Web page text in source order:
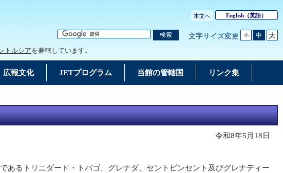
本文へ English （英語）
検索 文字サイズ変更 小 中 大
トルシアを兼轄しています。
広報文化 JETプログラム 当館の管轄国 リンク集
令和8年5月18日
るトリニダード・トバゴ、グレナダ、セントビンセント及びグレナディー